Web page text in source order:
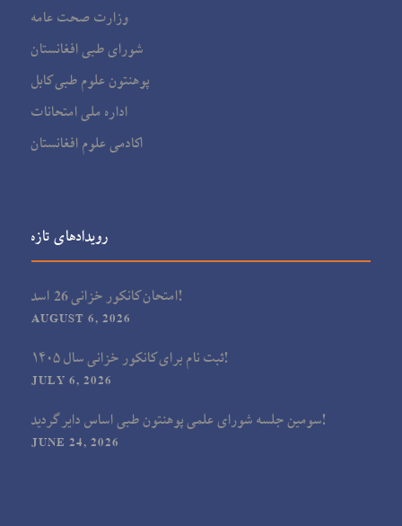
وزارت صحت عامه
شورای طبی افغانستان
پوهنتون علوم طبی کابل
اداره ملی امتحانات
اکادمی علوم افغانستان
رویدادهای تازه
امتحان کانکور خزانی 26 اسد!
AUGUST 6, 2026
ثبت نام برای کانکور خزانی سال ۱۴۰۵!
JULY 6, 2026
سومین جلسه شورای علمی پوهنتون طبی اساس دایر گردید!
JUNE 24, 2026